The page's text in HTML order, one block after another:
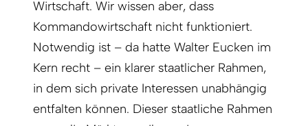
Wirtschaft. Wir wissen aber, dass
Kommandowirtschaft nicht funktioniert.
Notwendig ist – da hatte Walter Eucken im
Kern recht – ein klarer staatlicher Rahmen,
in dem sich private Interessen unabhängig
entfalten können. Dieser staatliche Rahmen